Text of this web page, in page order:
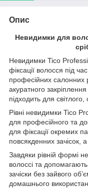
Опис
Невидимки для
Невидимки Tico
фіксації волосся під
професійних салонних
акуратного
підходить для світлого,
Рівні невидимки Tico
для професійного та
для фіксації окремих
повсякденних зачісок, а
Завдяки рівній формі
волоссі та
зачіски без зайвого
домашнього